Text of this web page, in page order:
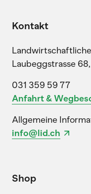
Kontakt
Laubeggstrasse
031 359 59 77
Anfahrt &
Allgemeine
info@lid.ch
Shop